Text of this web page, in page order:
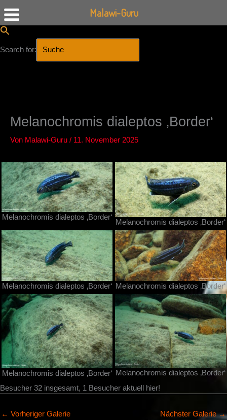
Search for:
Melanochromis dialeptos ‚Border‘
Von Malawi-Guru / 11. November 2025
Melanochromis dialeptos ‚Border‘
Melanochromis dialeptos ‚Border‘
Melanochromis dialeptos ‚Border‘ Melanochromis dialeptos ‚Border‘
Melanochromis dialeptos ‚Border‘ Melanochromis dialeptos ‚Border‘
Besucher 32 insgesamt, 1 Besucher aktuell hier!
← Vorheriger Galerie Nächster Galerie→
Malawi-Guru